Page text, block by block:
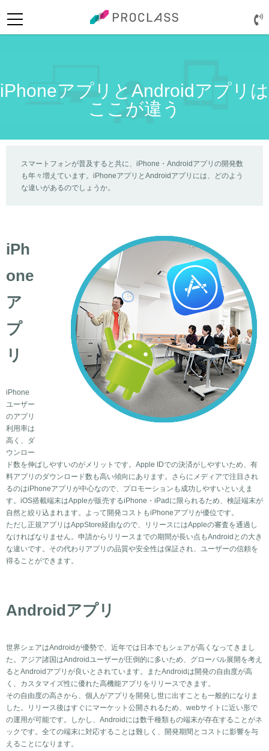
ログイン
iPhoneアプリとAndroidアプリは
ここが違う
スマートフォンが普及すると共に、iPhone・Androidアプリの開発数
も年々増えています。iPhoneアプリとAndroidアプリには、どのよう
な違いがあるのでしょうか。
iPh
one
ア
プ
リ
iPhone
ユーザー
のアプリ
利用率は
高く、ダ
ウンロー
ド数を伸ばしやすいのがメリットです。Apple IDでの決済がしやすいため、有
料アプリのダウンロード数も高い傾向にあります。さらにメディアで注目され
るのはiPhoneアプリが中心なので、プロモーションも成功しやすいといえま
す。iOS搭載端末はAppleが販売するiPhone・iPadに限られるため、検証端末が
自然と絞り込まれます。よって開発コストもiPhoneアプリが優位です。
ただし正規アプリはAppStore経由なので、リリースにはAppleの審査を通過し
なければなりません。申請からリリースまでの期間が長い点もAndroidとの大き
な違いです。その代わりアプリの品質や安全性は保証され、ユーザーの信頼を
得ることができます。
Androidアプリ
世界シェアはAndroidが優勢で、近年では日本でもシェアが高くなってきまし
た。アジア諸国はAndroidユーザーが圧倒的に多いため、グローバル展開を考え
るとAndroidアプリが良いとされています。またAndroidは開発の自由度が高
く、カスタマイズ性に優れた高機能アプリをリリースできます。
その自由度の高さから、個人がアプリを開発し世に出すことも一般的になりま
した。リリース後はすぐにマーケット公開されるため、webサイトに近い形で
の運用が可能です。しかし、Androidには数千種類もの端末が存在することがネ
ックです。全ての端末に対応することは難しく、開発期間とコストに影響を与
えることになります。